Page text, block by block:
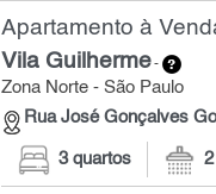
Apartamento à
Vila Guilherme-
Zona Norte - São Paulo
Rua José Gonçalves
3 quartos